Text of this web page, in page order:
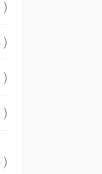
)
)
)
)
)